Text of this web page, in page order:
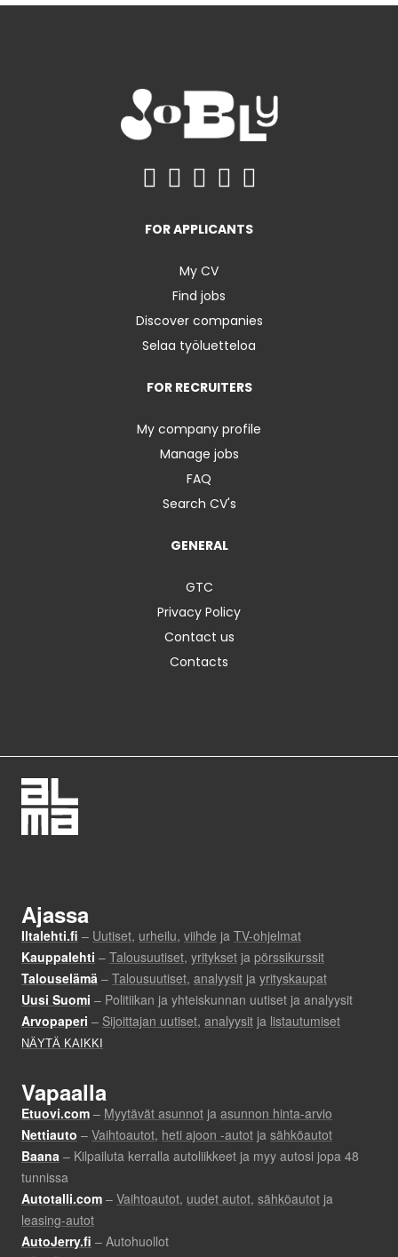
FOR APPLICANTS
My CV
Find jobs
Discover companies
Selaa työluetteloa
FOR RECRUITERS
My company profile
Manage jobs
FAQ
Search CV's
GENERAL
GTC
Privacy Policy
Contact us
Contacts